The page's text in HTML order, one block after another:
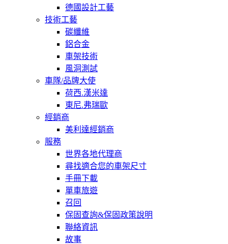
德國設計工藝
技術工藝
碳纖維
鋁合金
車架技術
風洞測試
車隊/品牌大使
荷西.漢米達
東尼.弗瑞歐
經銷商
美利達經銷商
服務
世界各地代理商
尋找適合您的車架尺寸
手冊下載
單車旅遊
召回
保固查詢&保固政策說明
聯絡資訊
故事